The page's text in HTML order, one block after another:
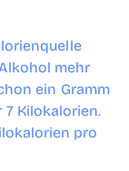
mehr
ein Gramm
Kilokalorien.
pro